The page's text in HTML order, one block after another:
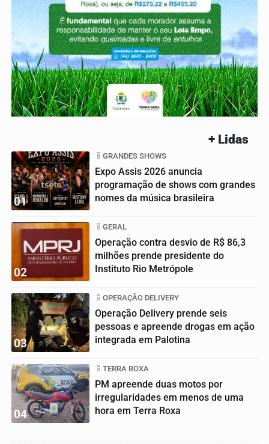
+ Lidas
01
GRANDES SHOWS
Expo Assis 2026 anuncia
programação de shows com grandes
nomes da música brasileira
02
GERAL
Operação contra desvio de R$ 86,3
milhões prende presidente do
Instituto Rio Metrópole
03
OPERAÇÃO DELIVERY
Operação Delivery prende seis
pessoas e apreende drogas em ação
integrada em Palotina
04
TERRA ROXA
PM apreende duas motos por
irregularidades em menos de uma
hora em Terra Roxa